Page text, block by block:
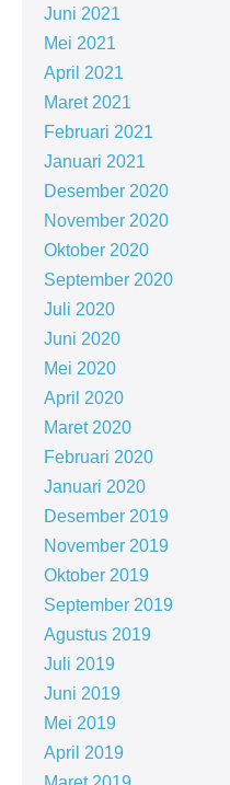
Juni 2021
Mei 2021
April 2021
Maret 2021
Februari 2021
Januari 2021
Desember 2020
November 2020
Oktober 2020
September 2020
Juli 2020
Juni 2020
Mei 2020
April 2020
Maret 2020
Februari 2020
Januari 2020
Desember 2019
November 2019
Oktober 2019
September 2019
Agustus 2019
Juli 2019
Juni 2019
Mei 2019
April 2019